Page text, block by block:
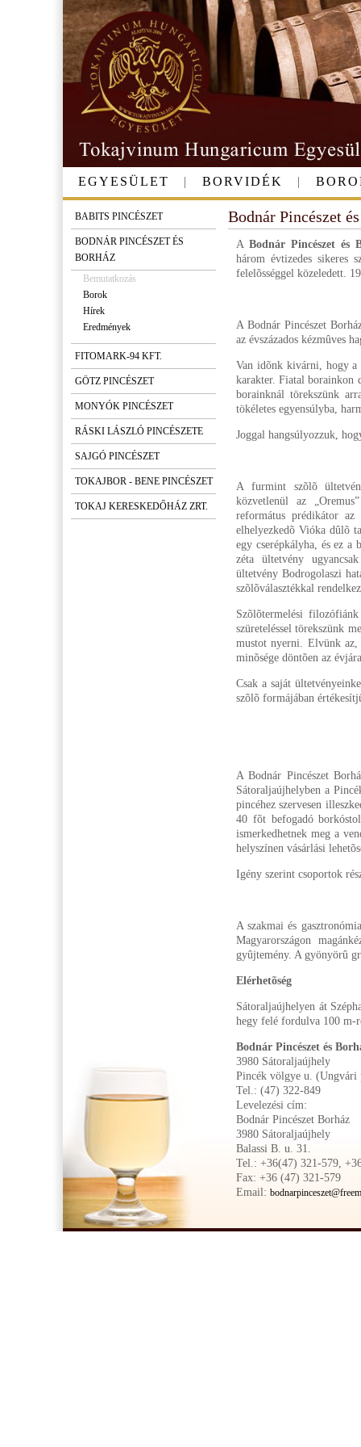
EGYESÜLET | BORVIDÉK |
BABITS PINCÉSZET
BODNÁR PINCÉSZET ÉS
BORHÁZ
Bemutatkozás
Borok
Hírek
Eredmények
FITOMARK-94 KFT.
GÖTZ PINCÉSZET
MONYÓK PINCÉSZET
RÁSKI LÁSZLÓ PINCÉSZETE
SAJGÓ PINCÉSZET
TOKAJBOR - BENE PINCÉSZET
TOKAJ KERESKEDŐHÁZ ZRT.
Bodnár Pincészet
A Bodnár Pincészet és
három évtizedes sikeres
felelõsséggel közeledett.
A Bodnár Pincészet
az évszázados kézmûves
Van idõnk kivárni, hogy a
karakter. Fiatal borainkon
borainknál törekszünk
tökéletes egyensúlyba,
Joggal hangsúlyozzuk,
A furmint szõlõ
közvetlenül az
református prédikátor az
elhelyezkedõ Vióka dûlõ
egy cserépkályha, és ez a
zéta ültetvény
ültetvény Bodrogolaszi
szõlõválasztékkal
Szõlõtermelési
szüreteléssel törekszünk
mustot nyerni. Elvünk
minõsége döntõen az
Csak a saját
szõlõ formájában
A Bodnár Pincészet
Sátoraljaújhelyben a
pincéhez szervesen
40 fõt befogadó
ismerkedhetnek meg a
helyszínen vásárlási
Igény szerint csoportok
A szakmai és
Magyarországon
gyûjtemény. A gyönyörû
Elérhetõség
Sátoraljaújhelyen át
hegy felé fordulva 100 m-
Bodnár Pincészet és
3980 Sátoraljaújhely
Pincék völgye u. (Ungvári
Tel.: (47) 322-849
Levelezési cím:
Bodnár Pincészet Borház
3980 Sátoraljaújhely
Balassi B. u. 31.
Tel.: +36(47) 321-579,
Fax: +36 (47) 321-579
Email: